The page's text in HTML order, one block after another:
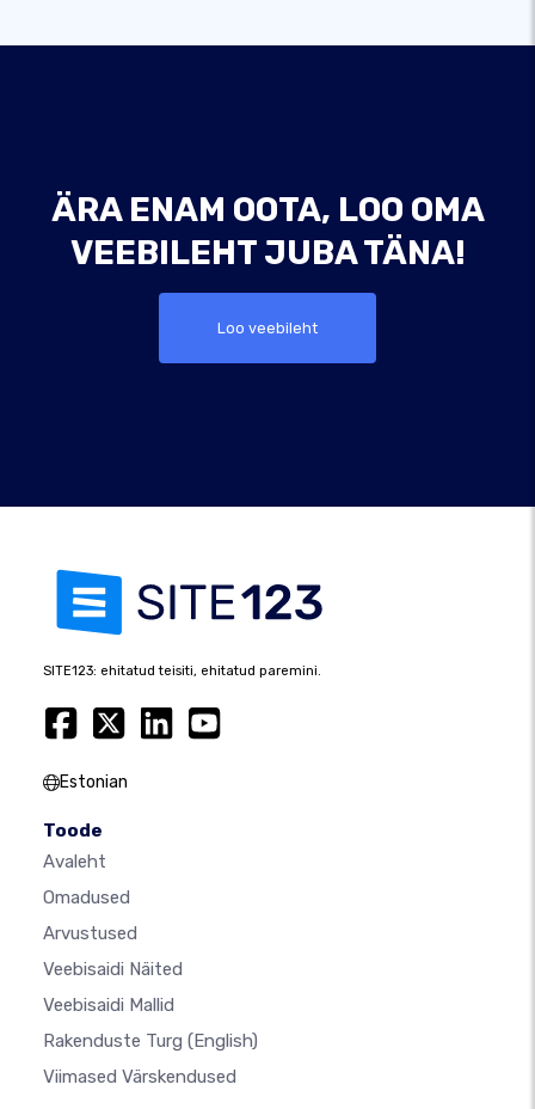
ÄRA ENAM OOTA, LOO OMA
VEEBILEHT JUBA TÄNA!
Loo veebileht
SITE123: ehitatud teisiti, ehitatud paremini.
Estonian
Toode
Avaleht
Omadused
Arvustused
Veebisaidi Näited
Veebisaidi Mallid
Rakenduste Turg (English)
Viimased Värskendused